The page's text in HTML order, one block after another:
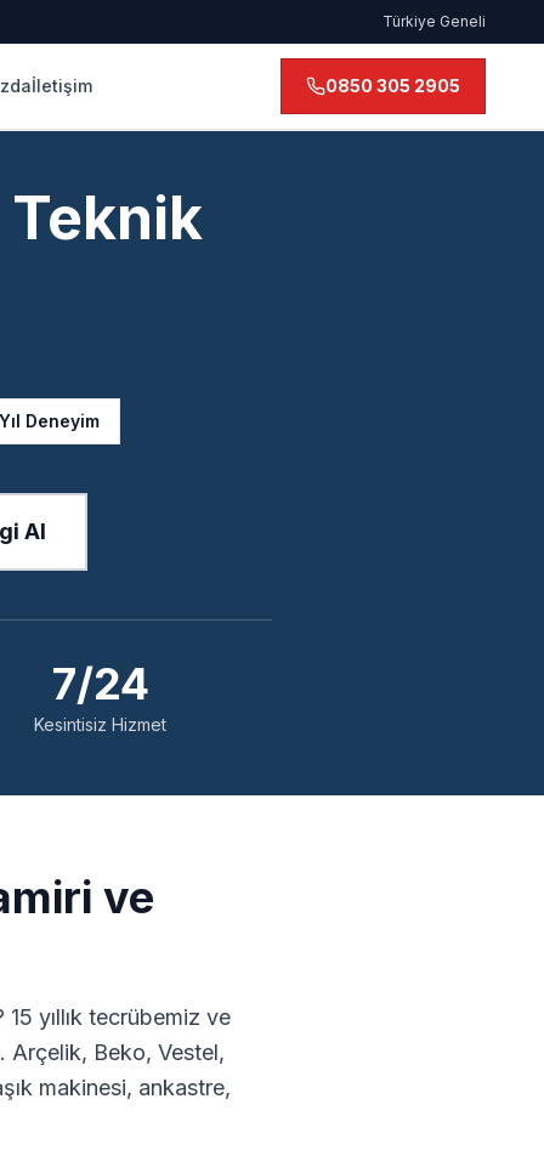
Türkiye Geneli
İletişim 0850 305 2905
Teknik
Deneyim
Al
7/24
Kesintisiz Hizmet
ve
yıllık tecrübemiz ve
Arçelik, Beko, Vestel,
makinesi, ankastre,